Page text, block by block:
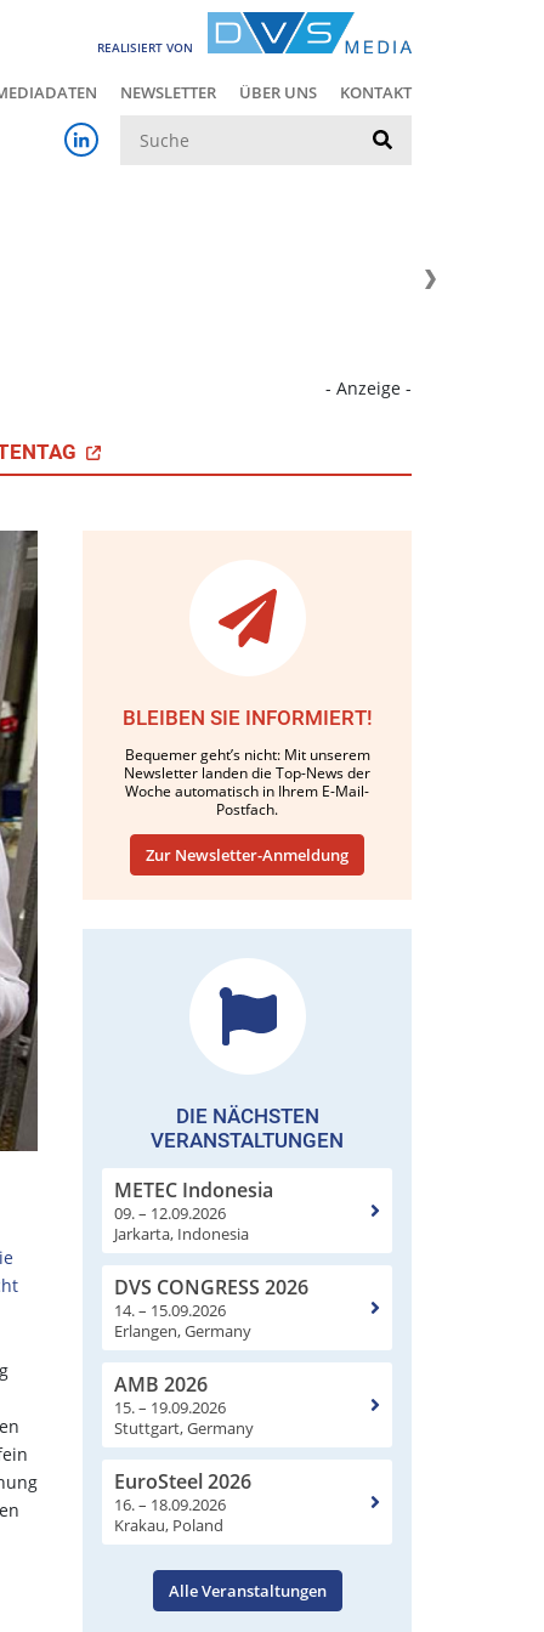
REALISIERT VON
NEWSLETTER ÜBER UNS KONTAKT
- Anzeige -
BLEIBEN SIE INFORMIERT!
Bequemer geht’s nicht: Mit unserem
Newsletter landen die Top-News der
Woche automatisch in Ihrem E-Mail-
Postfach.
Zur Newsletter-Anmeldung
DIE NÄCHSTEN
VERANSTALTUNGEN
METEC Indonesia
09. – 12.09.2026
Jarkarta, Indonesia
DVS CONGRESS 2026
14. – 15.09.2026
Erlangen, Germany
AMB 2026
15. – 19.09.2026
Stuttgart, Germany
EuroSteel 2026
16. – 18.09.2026
Krakau, Poland
Alle Veranstaltungen